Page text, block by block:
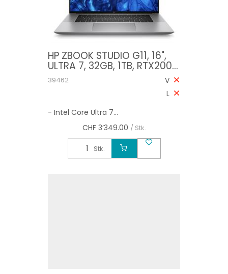
HP ZBOOK STUDIO G11, 16",
ULTRA 7, 32GB, 1TB, RTX2000,
W11PRO
V
L
39462
- Intel Core Ultra 7...
CHF 3’349.00 / Stk.
Stk.